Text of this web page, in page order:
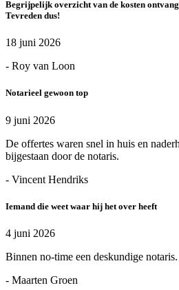
Begrijpelijk overzicht van de kosten
Tevreden dus!
18 juni 2026
- Roy van Loon
Notarieel gewoon top
9 juni 2026
De offertes waren snel in huis en
bijgestaan door de notaris.
- Vincent Hendriks
Iemand die weet waar hij het over heeft
4 juni 2026
Binnen no-time een deskundige
- Maarten Groen